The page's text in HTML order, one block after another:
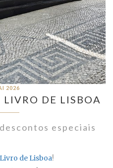
2026
DE LISBOA
especiais
de Lisboa!